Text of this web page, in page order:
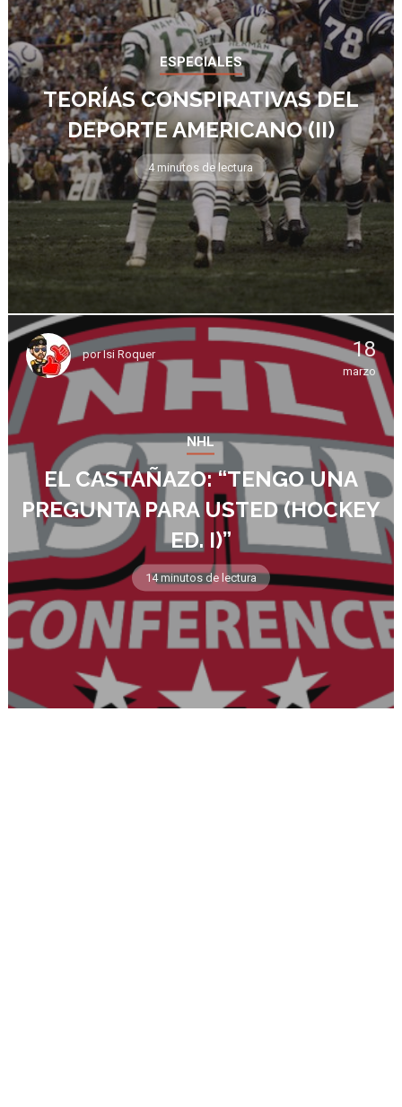
ESPECIALES
TEORÍAS CONSPIRATIVAS DEL
DEPORTE AMERICANO (II)
4 minutos de lectura
porIsi Roquer 18
marzo
NHL
EL CASTAÑAZO: “TENGO UNA
PREGUNTA PARA USTED (HOCKEY
ED. I)”
14 minutos de lectura